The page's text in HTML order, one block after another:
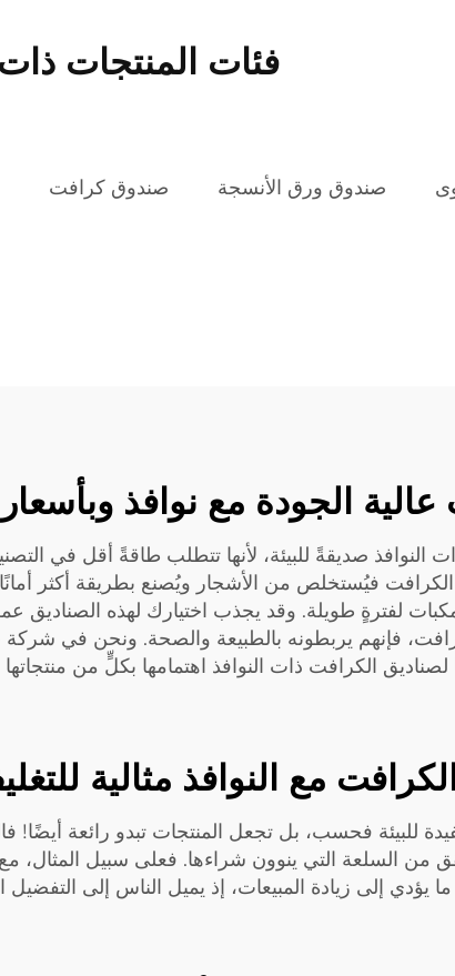
فئات المنتجات
صندوق ورق الأنسجة صندوق كرافت
الجودة مع نوافذ وبأسعار
صديقةً للبيئة، لأنها تتطلب طاقةً أقل في
فيُستخلص من الأشجار ويُصنع بطريقة أكثر
لفترةٍ طويلة. وقد يجذب اختيارك لهذه الصناديق
فإنهم يربطونه بالطبيعة والصحة. ونحن في شركة
الكرافت ذات النوافذ اهتمامها بكلٍّ من منتجاتها
مع النوافذ مثالية
للبيئة فحسب، بل تجعل المنتجات تبدو رائعة أيضًا!
من السلعة التي ينوون شراءها. فعلى سبيل المثال،
يؤدي إلى زيادة المبيعات، إذ يميل الناس إلى التفضيل